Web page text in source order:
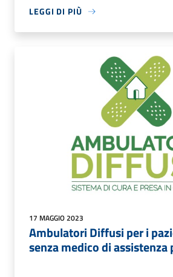
LEGGI DI PIÙ
17 MAGGIO 2023
Ambulatori Diffusi per i
senza medico di